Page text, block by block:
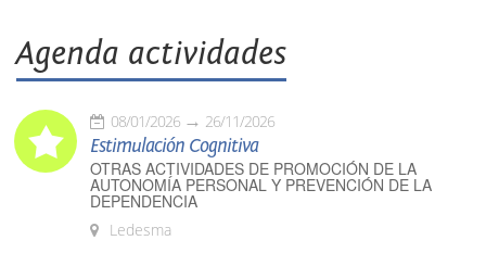
Agenda actividades
08/01/2026 26/11/2026
Estimulación Cognitiva
OTRAS ACTIVIDADES DE PROMOCIÓN DE LA
AUTONOMÍA PERSONAL Y PREVENCIÓN DE LA
DEPENDENCIA
Ledesma